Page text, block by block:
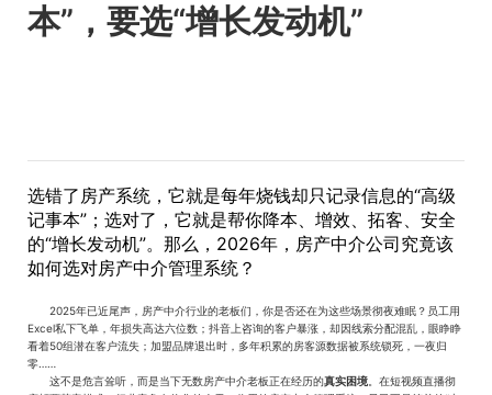
本”，要选“增长发动机”
选错了房产系统，它就是每年烧钱却只记录信息的“高级
记事本”；选对了，它就是帮你降本、增效、拓客、安全
的“增长发动机”。那么，2026年，房产中介公司究竟该
如何选对房产中介管理系统？
2025年已近尾声，房产中介行业的老板们，你是否还在为这些场景彻夜难眠？员工用
Excel私下飞单，年损失高达六位数；抖音上咨询的客户暴涨，却因线索分配混乱，眼睁睁
看着50组潜在客户流失；加盟品牌退出时，多年积累的房客源数据被系统锁死，一夜归
零……
这不是危言耸听，而是当下无数房产中介老板正在经历的真实困境 。在短视频直播彻